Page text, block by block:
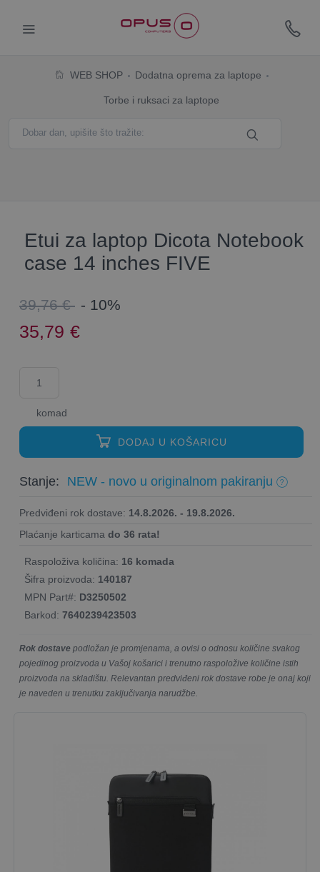
WEB SHOP Dodatna oprema za laptope
Torbe i ruksaci za laptope
Etui za laptop Dicota Notebook
case 14 inches FIVE
39,76 € - 10%
35,79 €
komad
DODAJ U KOŠARICU
Stanje: NEW - novo u originalnom pakiranju
Predviđeni rok dostave: 14.8.2026. - 19.8.2026.
Plaćanje karticama do 36 rata!
Raspoloživa količina: 16 komada
Šifra proizvoda: 140187
MPN Part#: D3250502
Barkod: 7640239423503
Rok dostave podložan je promjenama, a ovisi o odnosu količine svakog
pojedinog proizvoda u Vašoj košarici i trenutno raspoložive količine istih
proizvoda na skladištu. Relevantan predviđeni rok dostave robe je onaj koji
je naveden u trenutku zaključivanja narudžbe.